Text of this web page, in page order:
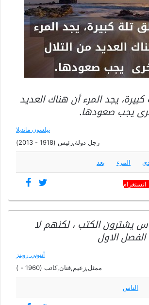
يجد المرء أن هناك العديد
يجب صعودها.
نيلسون مانديلا
رجل دولة,رئيس (1918 - 2013)
المرء بعد
انستغرام
يشترون الكتب ، لكنهم لا
الاول
أنتوني روبنز
ممثل,زعيم,فنان,كاتب (1960 - )
الناس